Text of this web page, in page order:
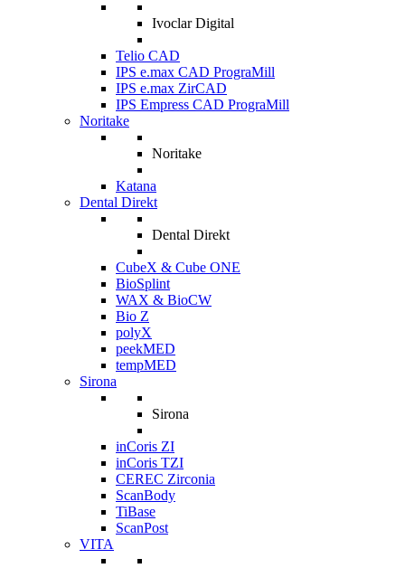
Ivoclar Digital
Telio CAD
IPS e.max CAD PrograMill
IPS e.max ZirCAD
IPS Empress CAD PrograMill
Noritake
Noritake
Katana
Dental Direkt
Dental Direkt
CubeX & Cube ONE
BioSplint
WAX & BioCW
Bio Z
polyX
peekMED
tempMED
Sirona
Sirona
inCoris ZI
inCoris TZI
CEREC Zirconia
ScanBody
TiBase
ScanPost
VITA